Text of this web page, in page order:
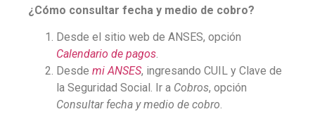
¿Cómo consultar fecha y medio de cobro?
Desde el sitio web de ANSES, opción
Calendario de pagos.
Desde mi ANSES, ingresando CUIL y Clave de
la Seguridad Social. Ir a Cobros, opción
Consultar fecha y medio de cobro.